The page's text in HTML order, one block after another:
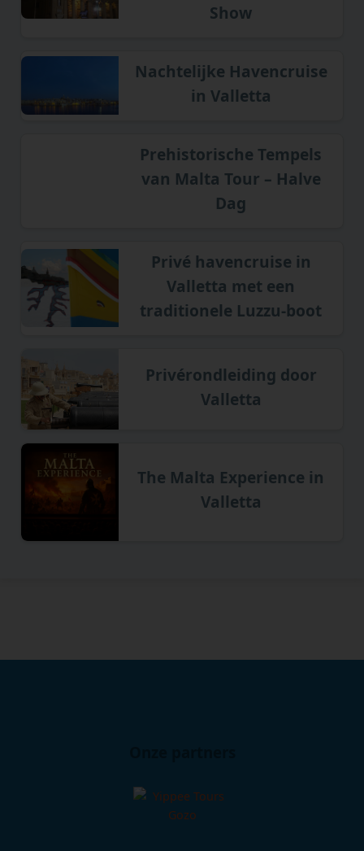
Show
Nachtelijke Havencruise
in Valletta
Prehistorische Tempels
van Malta Tour – Halve
Dag
Privé havencruise in
Valletta met een
traditionele Luzzu-boot
Privérondleiding door
Valletta
The Malta Experience in
Valletta